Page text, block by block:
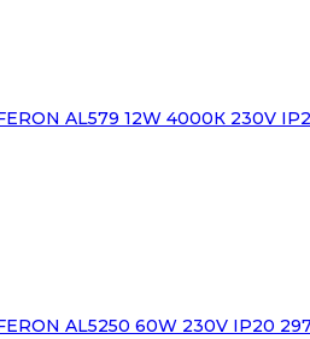
AL579 12W 4000К 230V
AL5250 60W 230V IP20